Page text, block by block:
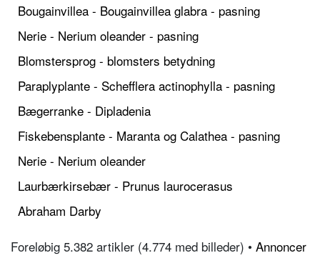
Bougainvillea - Bougainvillea glabra - pasning
Nerie - Nerium oleander - pasning
Blomstersprog - blomsters betydning
Paraplyplante - Schefflera actinophylla - pasning
Bægerranke - Dipladenia
Fiskebensplante - Maranta og Calathea - pasning
Nerie - Nerium oleander
Laurbærkirsebær - Prunus laurocerasus
Abraham Darby
Foreløbig 5.382 artikler (4.774 med billeder) • Annoncer